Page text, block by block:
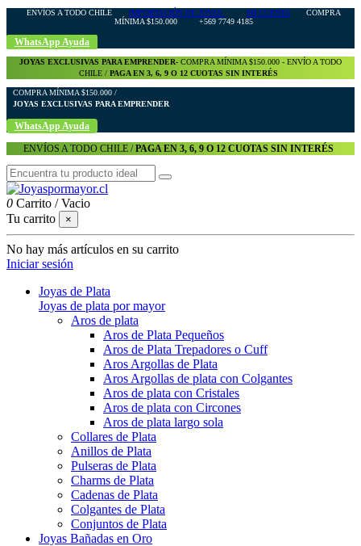
ENVÍOS A TODO CHILE IMPORTACIÓN DE JOYAS MI CUENTA COMPRA
MÍNIMA $150.000 +569 7749 4185
WhatsApp Ayuda
JOYAS EXCLUSIVAS PARA EMPRENDER- COMPRA MÍNIMA $150.000 - ENVÍO A TODO
CHILE / PAGA EN 3, 6, 9 O 12 CUOTAS SIN INTERÉS
COMPRA MÍNIMA $150.000 /
JOYAS EXCLUSIVAS PARA EMPRENDER
WhatsApp Ayuda
ENVÍOS A TODO CHILE /PAGA EN 3, 6, 9 O 12 CUOTAS SIN INTERÉS
0 Carrito /Vacio
Tu carrito
×
No hay más artículos en su carrito
Iniciar sesión
Joyas de Plata
Joyas de plata por mayor
Aros de plata
Aros de Plata Pequeños
Aros de Plata Trepadores o Cuff
Aros Argollas de Plata
Aros Argollas de plata con Colgantes
Aros de plata con Cristales
Aros de plata con Circones
Aros de plata largo sola
Collares de Plata
Anillos de Plata
Pulseras de Plata
Charms de Plata
Cadenas de Plata
Colgantes de Plata
Conjuntos de Plata
Joyas Bañadas en Oro